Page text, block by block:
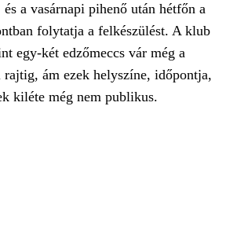
a vasárnapi pihenő után hétfőn a
folytatja a felkészülést. A klub
egy-két edzőmeccs vár még a
rajtig, ám ezek helyszíne, időpontja,
kiléte még nem publikus.